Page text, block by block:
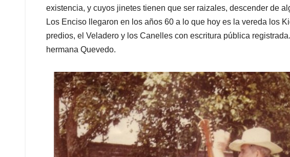
existencia, y cuyos jinetes tienen que ser raizales, descender de
Los Enciso llegaron en los años 60 a lo que hoy es la vereda los
predios, el Veladero y los Canelles con escritura pública
hermana Quevedo.